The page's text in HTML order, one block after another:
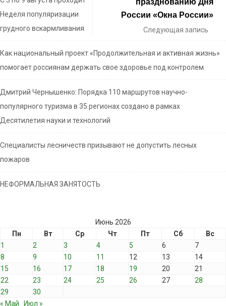
празднованию Дня
России «Окна России»
Следующая запись
Неделя популяризации
грудного вскармливания
Как национальный проект «Продолжительная и активная жизнь»
помогает россиянам держать свое здоровье под контролем
Дмитрий Чернышенко: Порядка 110 маршрутов научно-
популярного туризма в 35 регионах создано в рамках
Десятилетия науки и технологий
Специалисты лесничеств призывают не допустить лесных
пожаров
НЕФОРМАЛЬНАЯ ЗАНЯТОСТЬ
Июнь 2026
Пн
Вт Ср Чт Пт Сб
Вс
1
2 3 4 5 6
7
8
9 10 11 12 13
14
15
16 17 18 19 20
21
22
23 24 25 26 27
28
29
30
« Май
Июл »